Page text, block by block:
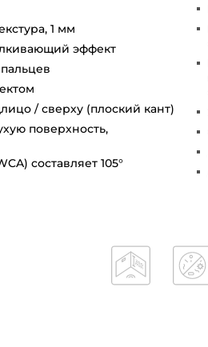
1 мм
эффект
/ сверху (плоский кант)
поверхность,
составляет 105°